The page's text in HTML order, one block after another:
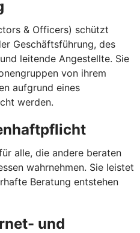
& Officers) schützt
Geschäftsführung, des
leitende Angestellte. Sie
von ihrem
aufgrund eines
werden.
alle, die andere beraten
wahrnehmen. Sie leistet
Beratung entstehen
und